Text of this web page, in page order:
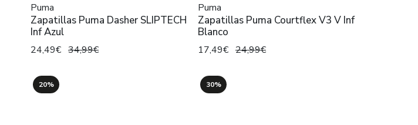
Puma
Zapatillas Puma Dasher SLIPTECH
Inf Azul
24,49€ 34,99€
Puma
Zapatillas Puma Courtflex V3 V Inf
Blanco
17,49€ 24,99€
20% 30%